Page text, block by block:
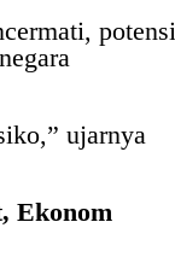
potensi
ujarnya
Ekonom